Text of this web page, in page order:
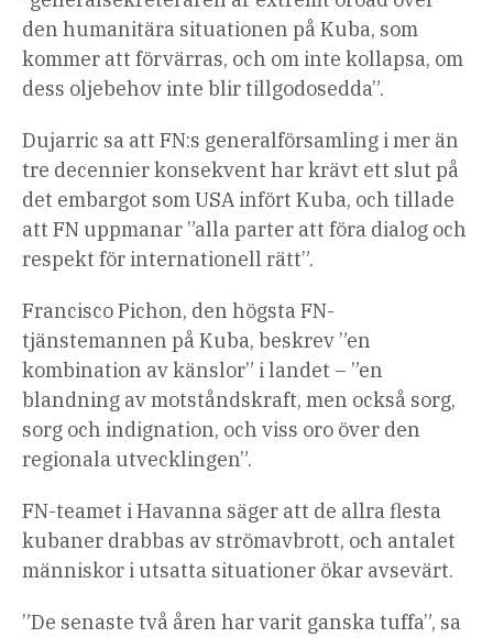
den humanitära situationen på Kuba, som
kommer att förvärras, och om inte kollapsa, om
dess oljebehov inte blir tillgodosedda”.
Dujarric sa att FN:s generalförsamling i mer än
tre decennier konsekvent har krävt ett slut på
det embargot som USA infört Kuba, och tillade
att FN uppmanar ”alla parter att föra dialog och
respekt för internationell rätt”.
Francisco Pichon, den högsta FN-
tjänstemannen på Kuba, beskrev ”en
kombination av känslor” i landet – ”en
blandning av motståndskraft, men också sorg,
sorg och indignation, och viss oro över den
regionala utvecklingen”.
FN-teamet i Havanna säger att de allra flesta
kubaner drabbas av strömavbrott, och antalet
människor i utsatta situationer ökar avsevärt.
”De senaste två åren har varit ganska tuffa”, sa